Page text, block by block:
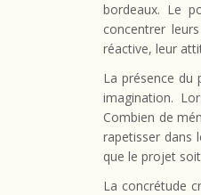
bordeaux. Le
concentrer
réactive, leur
La présence du
imagination.
Combien de
rapetisser dans
que le projet
La concrétude